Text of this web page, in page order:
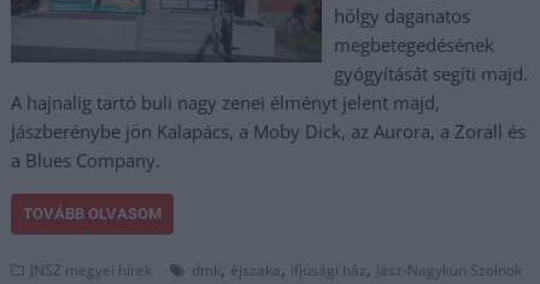
hölgy daganatos
megbetegedésének
gyógyítását segíti majd.
A hajnalig tartó buli nagy zenei élményt jelent majd,
Jászberénybe jön Kalapács, a Moby Dick, az Aurora, a Zorall és
a Blues Company.
TOVÁBB OLVASOM
JNSZ megyei hírek dmk, éjszaka, ifjúsági ház, Jász-Nagykun Szolnok